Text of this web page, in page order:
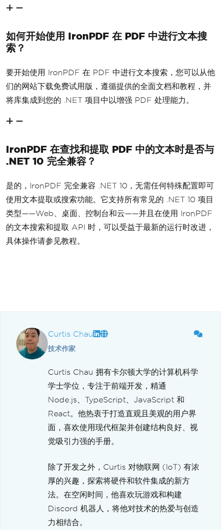
如何开始使用 IronPDF 在 PDF 中进行文本搜
索？
要开始使用 IronPDF 在 PDF 中进行文本搜索，您可以从他
们的网站下载免费试用版，遵循提供的全面文档和教程，并
将库集成到您的 .NET 项目中以增强 PDF 处理能力。
IronPDF 在查找和提取 PDF 中的文本时是否与
.NET 10 完全兼容？
是的，IronPDF 完全兼容 .NET 10，无需任何特殊配置即可
使用文本提取或搜索功能。它支持所有常见的 .NET 10 项目
类型——Web、桌面、控制台和云——并且在使用 IronPDF
的文本搜索和提取 API 时，可以受益于最新的运行时改进，
具体操作请参见教程。
Curtis Chau
技术作家
Curtis Chau 拥有卡尔顿大学的计算机科学
学士学位，专注于前端开发，精通
Node.js、TypeScript、JavaScript 和
React。他热衷于打造直观且美观的用户界
面，喜欢使用现代框架并创建结构良好、视
觉吸引力强的手册。
除了开发之外，Curtis 对物联网 (IoT) 有浓
厚的兴趣，探索将硬件和软件集成的新方
法。在空闲时间，他喜欢玩游戏和构建
Discord 机器人，将他对技术的热爱与创造
力相结合。